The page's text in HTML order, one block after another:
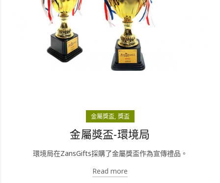
金屬獎盃 獎盃
金屬獎盃-環境局
環境局在ZansGifts採購了金屬獎盃作為宣傳禮品。
Read more